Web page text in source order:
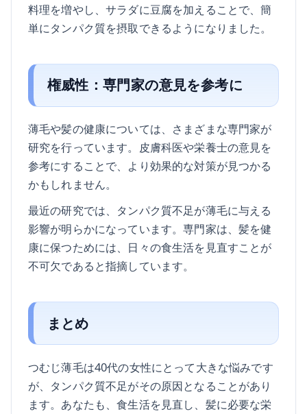
料理を増やし、サラダに豆腐を加えることで、簡
単にタンパク質を摂取できるようになりました。
権威性：専門家の意見を参考に
薄毛や髪の健康については、さまざまな専門家が
研究を行っています。皮膚科医や栄養士の意見を
参考にすることで、より効果的な対策が見つかる
かもしれません。
最近の研究では、タンパク質不足が薄毛に与える
影響が明らかになっています。専門家は、髪を健
康に保つためには、日々の食生活を見直すことが
不可欠であると指摘しています。
まとめ
つむじ薄毛は40代の女性にとって大きな悩みです
が、タンパク質不足がその原因となることがあり
ます。あなたも、食生活を見直し、髪に必要な栄